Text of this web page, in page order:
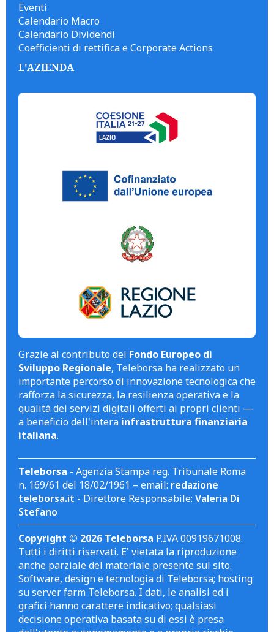
Eventi
Calendario Macro
Calendario Dividendi
Coefficienti di rettifica e Corporate Actions
L'AZIENDA
Grazie al contributo del Fondo Europeo di
Sviluppo Regionale, Teleborsa ha realizzato un
importante percorso di innovazione tecnologica che
rafforza la sicurezza, la resilienza operativa e la
qualità dei servizi digitali offerti ai propri clienti —
a beneficio dell'intera infrastruttura finanziaria
italiana.
Teleborsa - Agenzia Stampa reg. Tribunale Roma
n. 169/61 del 18/02/1961 – email: redazione
teleborsa.it - Direttore Responsabile: Valeria Di
Stefano
Copyright © 2026 Teleborsa P.IVA 00919671008.
Tutti i diritti riservati. E' vietata la riproduzione
anche parziale del materiale presente sul sito.
Software, design e tecnologia di Teleborsa; hosting
su server farm Teleborsa. I dati, le analisi ed i
grafici hanno carattere indicativo; qualsiasi
decisione operativa basata su di essi è presa